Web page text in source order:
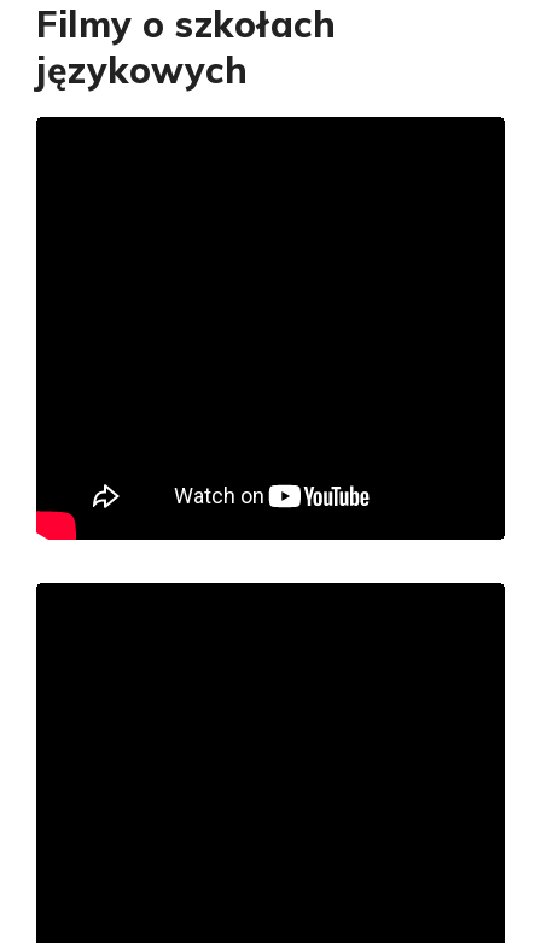
Filmy o szkołach
językowych